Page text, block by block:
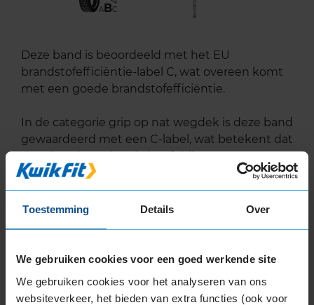
Toestemming Details Over
We gebruiken cookies voor een goed werkende site
We gebruiken cookies voor het analyseren van ons
websiteverkeer, het bieden van extra functies (ook voor
ABC
Deze band is beoordeeld met het EU
brandstofefficiëntie-label C, wat overeen komt
met een goede brandstofefficiëntie.
In de categorie grip op nat wegdek is deze band
gewaardeerd met een C-label, wat betekent dat
deze band goede grip heeft bij natte
weersomstandigheden.
De band heeft een extern rolgeluid van 73 dB
bandenlabel van deze band, klik dan